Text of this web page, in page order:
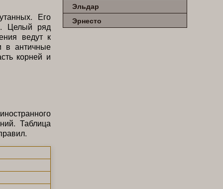
Его
Целый ряд
ведут к
в античные
корней и
Таблица
Эльдар
Эрнесто